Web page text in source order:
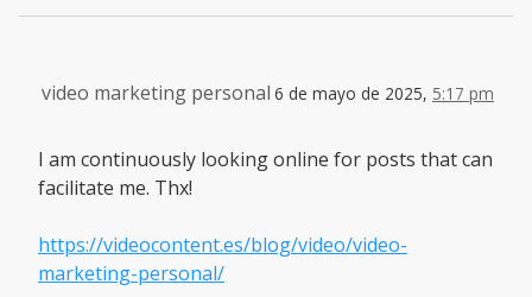
video marketing personal 6 de mayo de 2025, 5:17 pm
I am continuously looking online for posts that can
facilitate me. Thx!
https://videocontent.es/blog/video/video-
marketing-personal/